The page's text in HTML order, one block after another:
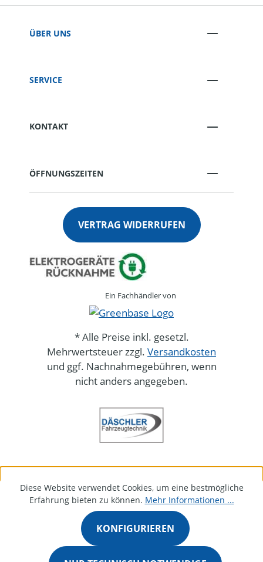
ÜBER UNS
SERVICE
KONTAKT
ÖFFNUNGSZEITEN
VERTRAG WIDERRUFEN
Ein Fachhändler von
* Alle Preise inkl. gesetzl.
Mehrwertsteuer zzgl. Versandkosten
und ggf. Nachnahmegebühren, wenn
nicht anders angegeben.
Diese Website verwendet Cookies, um eine bestmögliche
Erfahrung bieten zu können. Mehr Informationen ...
KONFIGURIEREN